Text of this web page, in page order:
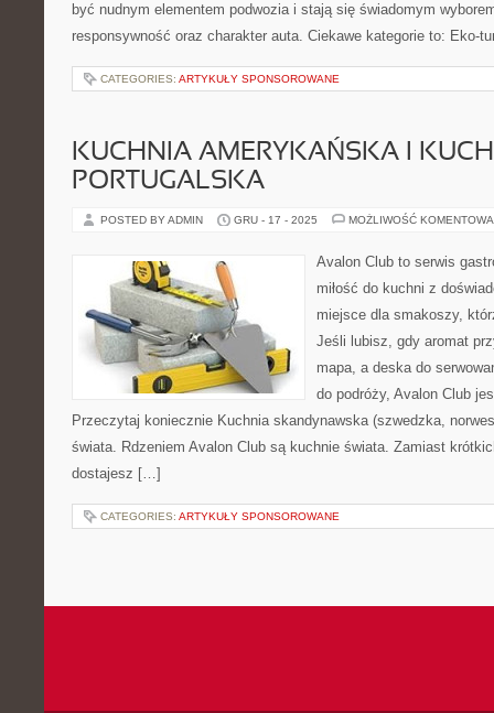
być nudnym elementem podwozia i stają się świadomym
responsywność oraz charakter auta. Ciekawe kategorie to: Eko-
CATEGORIES: ARTYKUŁY SPONSOROWANE
KUCHNIA AMERYKAŃSKA I
PORTUGALSKA
POSTED BY ADMIN GRU - 17 - 2025 MOŻLIWOŚĆ
Avalon Club to serwis
miłość do kuchni z
miejsce dla smakoszy,
Jeśli lubisz, gdy aromat
mapa, a deska do
do podróży, Avalon Club
Przeczytaj koniecznie Kuchnia skandynawska (szwedzka,
świata. Rdzeniem Avalon Club są kuchnie świata. Zamiast
dostajesz […]
CATEGORIES: ARTYKUŁY SPONSOROWANE